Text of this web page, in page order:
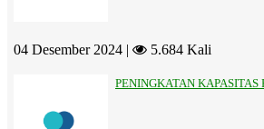
04 Desember 2024 | 5.684 Kali
PENINGKATAN KAPASITAS